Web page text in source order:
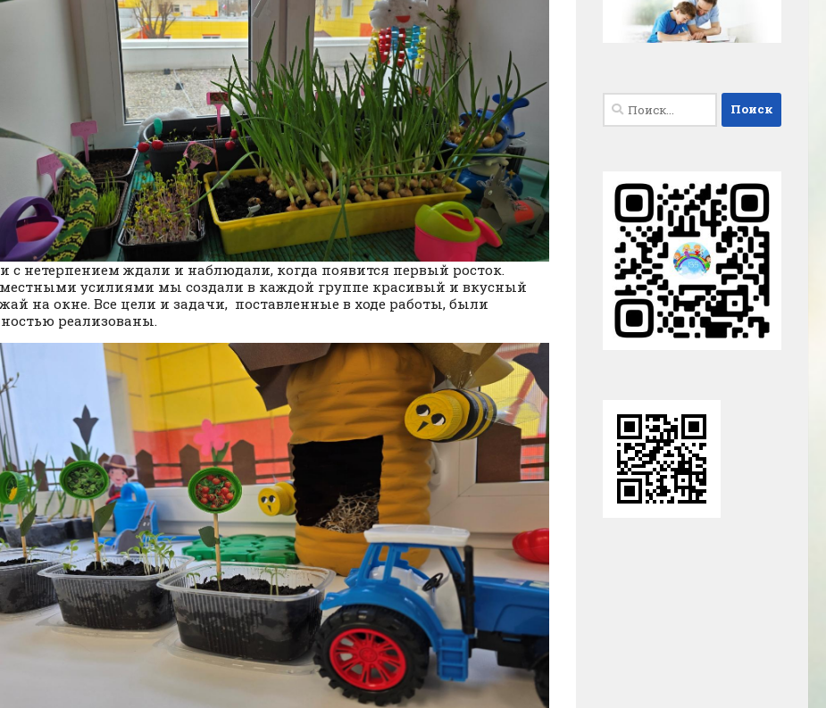
с нетерпением ждали и наблюдали, когда появится первый росток.
усилиями мы создали в каждой группе красивый и вкусный
на окне. Все цели и задачи, поставленные в ходе работы, были
реализованы.
Найти: